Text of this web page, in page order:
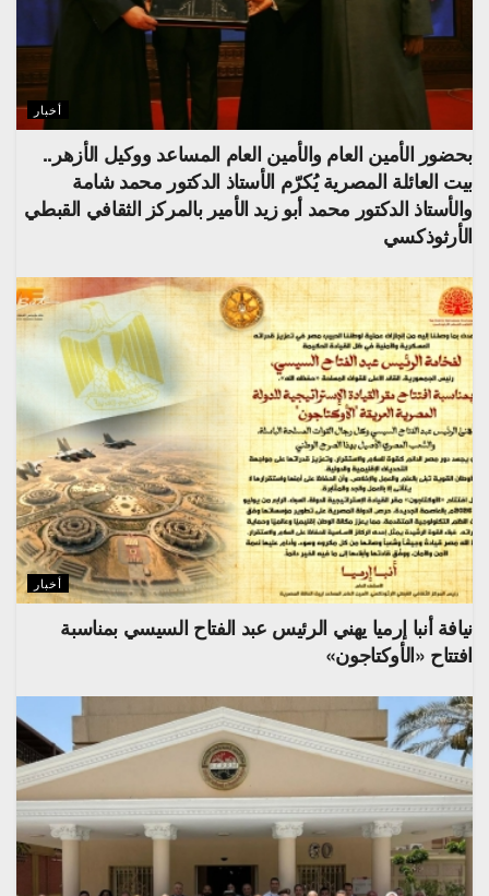
أخبار
بحضور الأمين العام والأمين العام المساعد ووكيل الأزهر..
بيت العائلة المصرية يُكرّم الأستاذ الدكتور محمد شامة
والأستاذ الدكتور محمد أبو زيد الأمير بالمركز الثقافي القبطي
الأرثوذكسي
أخبار
نيافة أنبا إرميا يهني الرئيس عبد الفتاح السيسي بمناسبة
افتتاح «الأوكتاجون»